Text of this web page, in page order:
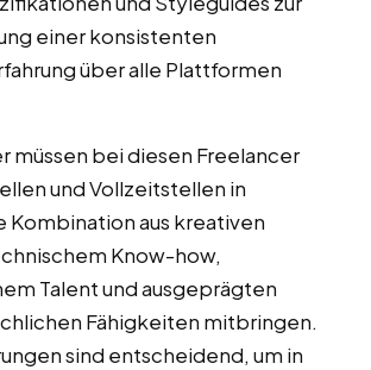
einer konsistenten
über alle Plattformen
müssen bei diesen Freelancer
und Vollzeitstellen in
Kombination aus kreativen
Know-how,
Talent und ausgeprägten
Fähigkeiten mitbringen.
sind entscheidend, um in